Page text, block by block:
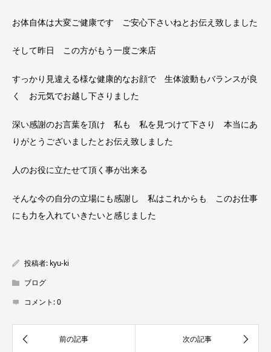
お体自体は大変ご健康です ご安心下さいねとお伝え致しました
そして昨日 この方がもう一度ご来店
すっかり見違える様な健康的なお顔で 生体波動もバランスが良
く お元気でお越し下さりました
深い感謝のお言葉を頂け 私も 私を見つけて下さり 本当にあ
りがとうございましたとお伝え致しました
人のお役に立たせて頂く事が出来る
そんな今の自分の立場にも感謝し 私はこれからも このお仕事
にも力を入れていきたいと感じました
投稿者: kyu-ki
ブログ
コメント:0